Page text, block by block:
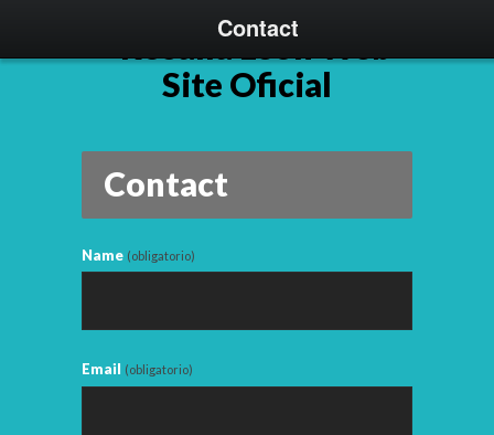
Contact
Contact
Name (obligatorio)
Email (obligatorio)